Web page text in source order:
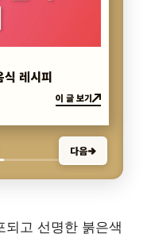
식 레시피
이 글 보기
다음
되고 선명한 붉은색